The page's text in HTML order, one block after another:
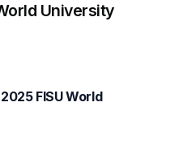
University
FISU World